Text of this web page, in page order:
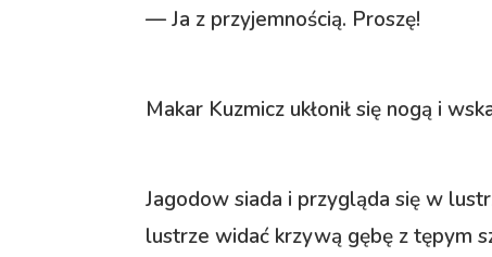
— Ja z przyjemnością. Proszę!
Makar Kuzmicz ukłonił się nogą i
Jagodow siada i przygląda się w
lustrze widać krzywą gębę z tępym